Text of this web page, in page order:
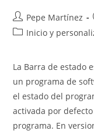
Autor
de
Pepe Martínez
Categoría
entrada:
Inicio y
La Barra de estado
un programa de
el estado del
activada por
programa. En